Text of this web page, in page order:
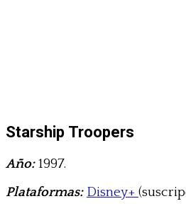
Starship Troopers
Año:1997.
Plataformas: Disney+